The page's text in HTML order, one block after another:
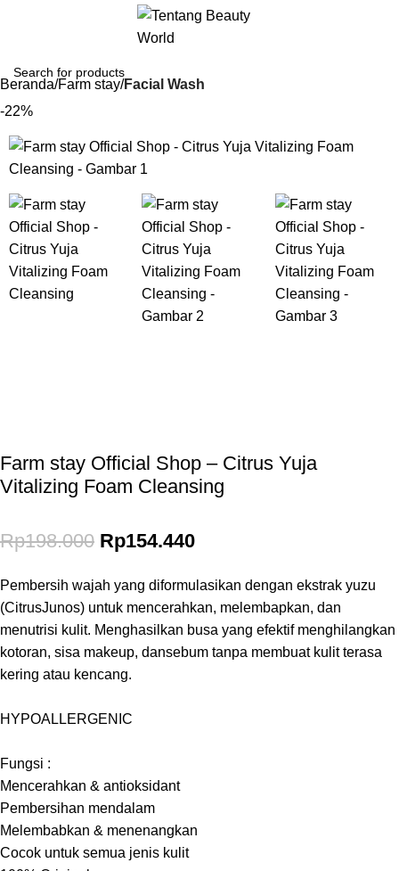
Beranda Farm stay Facial Wash
-22%
Farm stay Official Shop – Citrus Yuja
Vitalizing Foam Cleansing
Rp198.000 Rp154.440
Pembersih wajah yang diformulasikan dengan ekstrak yuzu
(CitrusJunos) untuk mencerahkan, melembapkan, dan
menutrisi kulit. Menghasilkan busa yang efektif menghilangkan
kotoran, sisa makeup, dansebum tanpa membuat kulit terasa
kering atau kencang.
HYPOALLERGENIC
Fungsi :
Mencerahkan & antioksidant
Pembersihan mendalam
Melembabkan & menenangkan
Cocok untuk semua jenis kulit